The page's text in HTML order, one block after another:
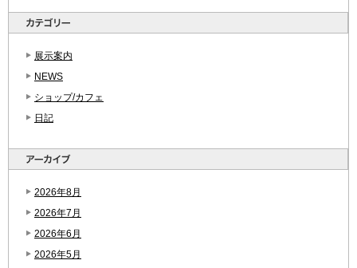
展示案内
NEWS
ショップ/カフェ
日記
2026年8月
2026年7月
2026年6月
2026年5月